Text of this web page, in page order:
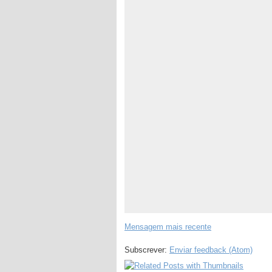
Mensagem mais recente
Subscrever: Enviar feedback (Atom)